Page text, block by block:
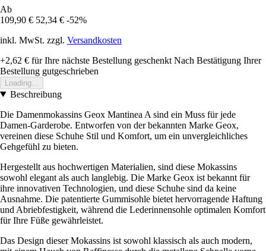
Ab
109,90 € 52,34 € -52%
inkl. MwSt. zzgl. Versandkosten
+2,62 € für Ihre nächste Bestellung geschenkt Nach Bestätigung Ihrer
Bestellung gutgeschrieben
Loading...
Beschreibung
Die Damenmokassins Geox Mantinea A sind ein Muss für jede
Damen-Garderobe. Entworfen von der bekannten Marke Geox,
vereinen diese Schuhe Stil und Komfort, um ein unvergleichliches
Gehgefühl zu bieten.
Hergestellt aus hochwertigen Materialien, sind diese Mokassins
sowohl elegant als auch langlebig. Die Marke Geox ist bekannt für
ihre innovativen Technologien, und diese Schuhe sind da keine
Ausnahme. Die patentierte Gummisohle bietet hervorragende Haftung
und Abriebfestigkeit, während die Lederinnensohle optimalen Komfort
für Ihre Füße gewährleistet.
Das Design dieser Mokassins ist sowohl klassisch als auch modern,